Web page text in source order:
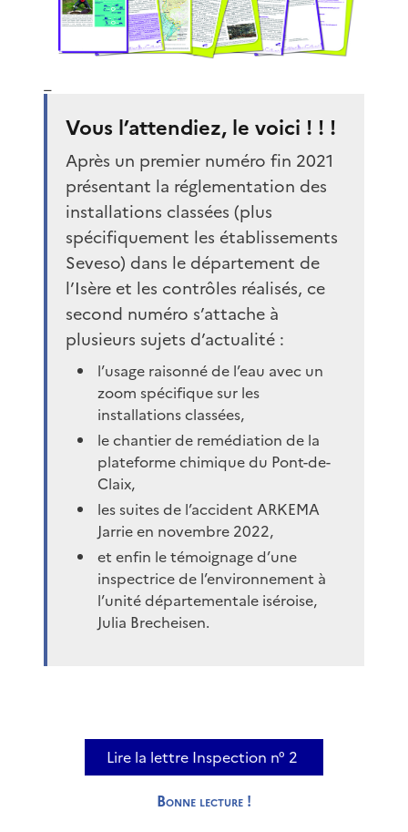
Vous l’attendiez, le voici ! ! !
Après un premier numéro fin 2021
présentant la réglementation des
installations classées (plus
spécifiquement les établissements
Seveso) dans le département de
l’Isère et les contrôles réalisés, ce
second numéro s’attache à
plusieurs sujets d’actualité :
l’usage raisonné de l’eau avec un
zoom spécifique sur les
installations classées,
le chantier de remédiation de la
plateforme chimique du Pont-de-
Claix,
les suites de l’accident ARKEMA
Jarrie en novembre 2022,
et enfin le témoignage d’une
inspectrice de l’environnement à
l’unité départementale iséroise,
Julia Brecheisen.
Lire la lettre Inspection n° 2
Bonne lecture !